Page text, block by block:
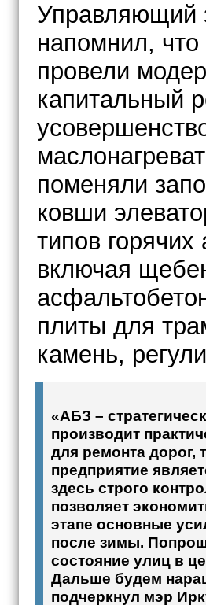
Управляющий
напомнил,
провели
капитальный
поменяли
ковши
типов
включая
плиты для
камень,
«АБЗ –
производит
для ремонта дорог,
предприятие
здесь строго
позволяет
этапе основные
после зимы.
состояние улиц в
Дальше будем
подчеркнул мэр